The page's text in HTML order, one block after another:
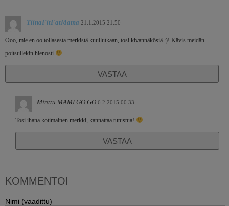
TiinaFitFatMama 21.1.2015 21:50
Ooo, mie en oo tollasesta merkistä kuullutkaan, tosi kivannäkösiä :)! Kävis meidän
poitsullekin hienosti
VASTAA
Minttu MAMI GO GO 6.2.2015 00:33
Tosi ihana kotimainen merkki, kannattaa tutustua!
VASTAA
KOMMENTOI
Nimi (vaadittu)